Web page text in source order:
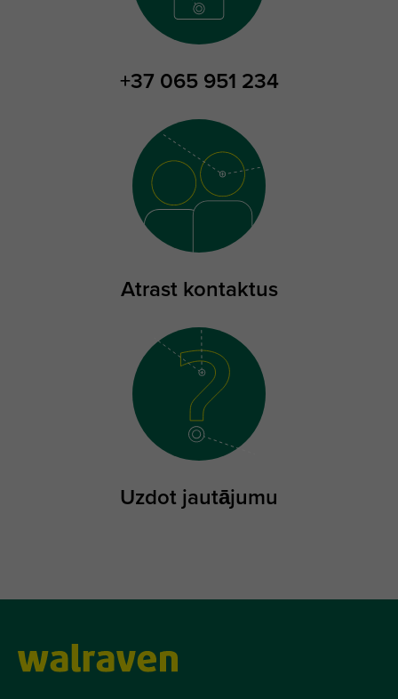
+37 065 951 234
Atrast kontaktus
Uzdot jautājumu